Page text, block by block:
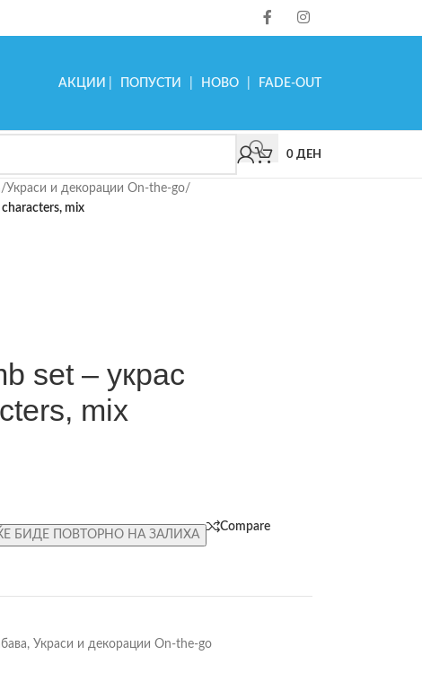
АКЦИИ ПОПУСТИ НОВО FADE-OUT
0 ДЕН
/Украси и декорации On-the-go/
mix
set – украс
mix
БИДЕ ПОВТОРНО НА ЗАЛИХА
Compare
, Украси и декорации On-the-go